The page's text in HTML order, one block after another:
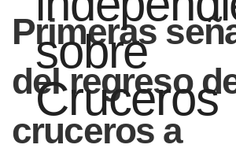
Primeras
del regreso
cruceros a